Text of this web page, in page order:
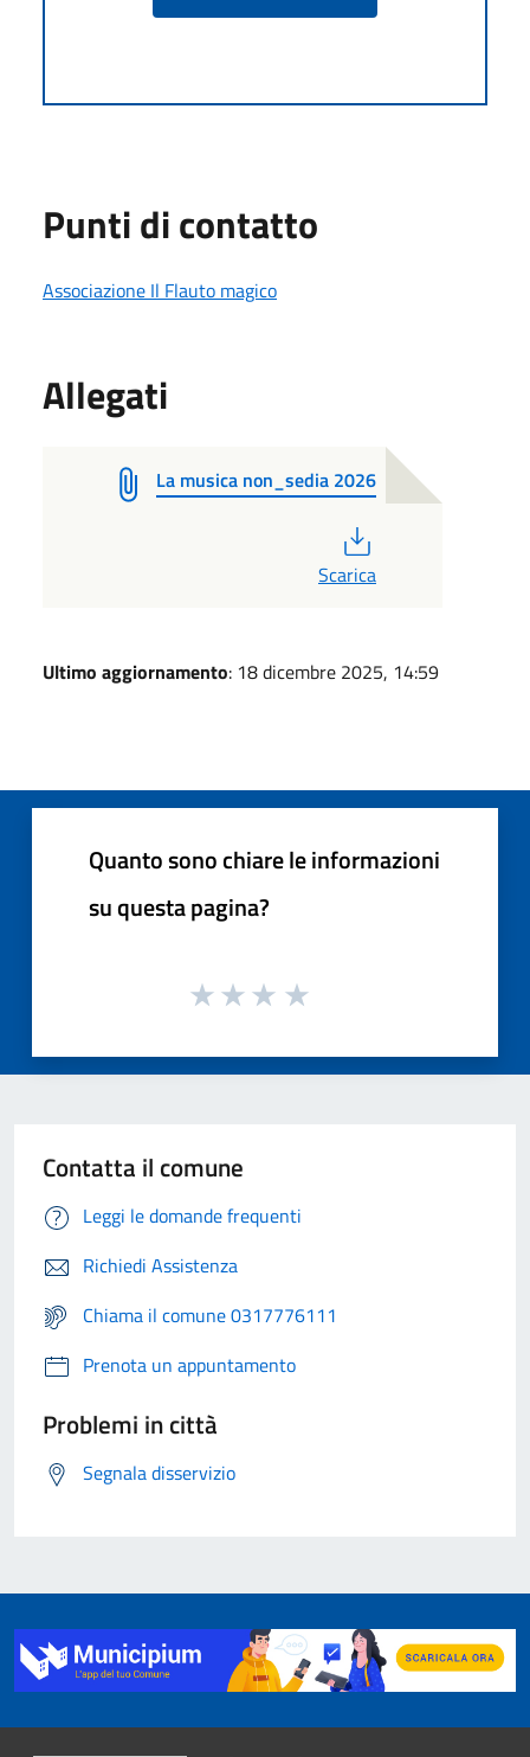
Punti di contatto
Associazione Il Flauto magico
Allegati
La musica non_sedia 2026
Scarica
Ultimo aggiornamento: 18 dicembre 2025, 14:59
Quanto sono chiare le informazioni
su questa pagina?
Contatta il comune
Leggi le domande frequenti
Richiedi Assistenza
Chiama il comune 0317776111
Prenota un appuntamento
Problemi in città
Segnala disservizio